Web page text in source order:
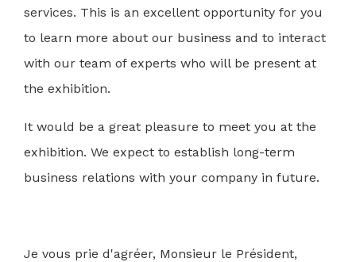
services. This is an excellent opportunity for you
to learn more about our business and to interact
with our team of experts who will be present at
the exhibition.
It would be a great pleasure to meet you at the
exhibition. We expect to establish long-term
business relations with your company in future.
Je vous prie d'agréer, Monsieur le Président,